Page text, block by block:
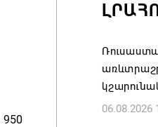
950
06.08.2026